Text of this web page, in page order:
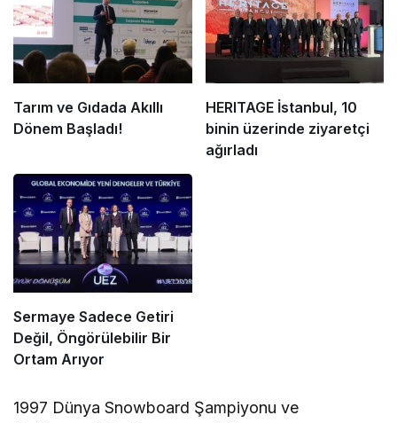
Tarım ve Gıdada Akıllı
Dönem Başladı!
HERITAGE İstanbul, 10
binin üzerinde ziyaretçi
ağırladı
Sermaye Sadece Getiri
Değil, Öngörülebilir Bir
Ortam Arıyor
1997 Dünya Snowboard Şampiyonu ve